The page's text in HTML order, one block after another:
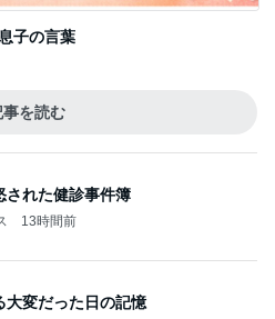
子の言葉
事を読む
された健診事件簿
13時間前
大変だった日の記憶